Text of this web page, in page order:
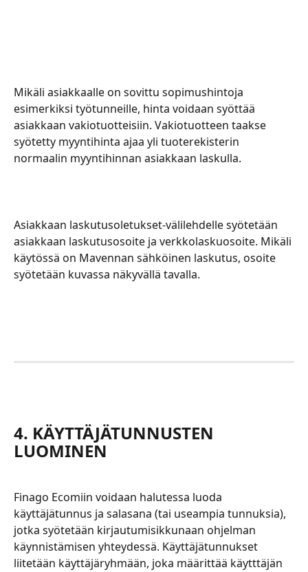
Mikäli asiakkaalle on sovittu sopimushintoja
esimerkiksi työtunneille, hinta voidaan syöttää
asiakkaan vakiotuotteisiin. Vakiotuotteen taakse
syötetty myyntihinta ajaa yli tuoterekisterin
normaalin myyntihinnan asiakkaan laskulla.
Asiakkaan laskutusoletukset-välilehdelle syötetään
asiakkaan laskutusosoite ja verkkolaskuosoite. Mikäli
käytössä on Mavennan sähköinen laskutus, osoite
syötetään kuvassa näkyvällä tavalla.
4. KÄYTTÄJÄTUNNUSTEN
LUOMINEN
Finago Ecomiin voidaan halutessa luoda
käyttäjätunnus ja salasana (tai useampia tunnuksia),
jotka syötetään kirjautumisikkunaan ohjelman
käynnistämisen yhteydessä. Käyttäjätunnukset
liitetään käyttäjäryhmään, joka määrittää käytttäjän